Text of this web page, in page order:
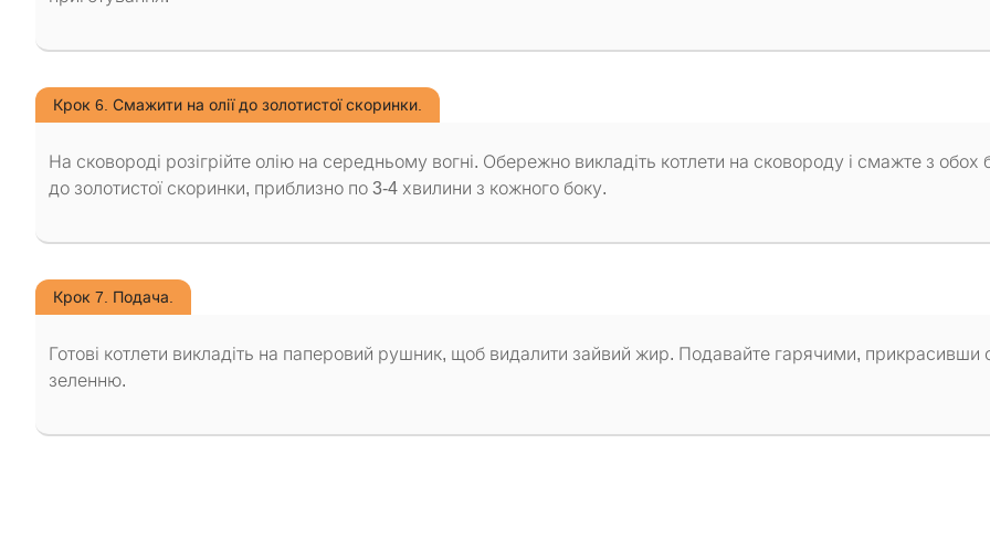
Крок 6. Смажити на олії до золотистої скоринки.
На сковороді розігрійте олію на середньому вогні. Обережно викладіть котлети на сковороду і смажте з обох
до золотистої скоринки, приблизно по 3-4 хвилини з кожного боку.
Крок 7. Подача.
Готові котлети викладіть на паперовий рушник, щоб видалити зайвий жир. Подавайте гарячими, прикрасивши
зеленню.